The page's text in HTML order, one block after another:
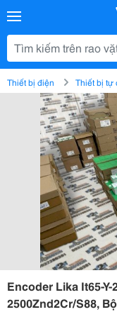
Thiết bị điện Thiết bị tự
Encoder Lika It65-Y-
2500Znd2Cr/S88,